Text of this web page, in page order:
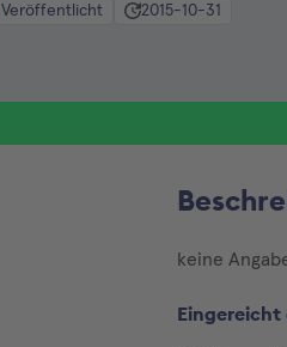
Veröffentlicht 2015-10-31
keine
Eingereicht